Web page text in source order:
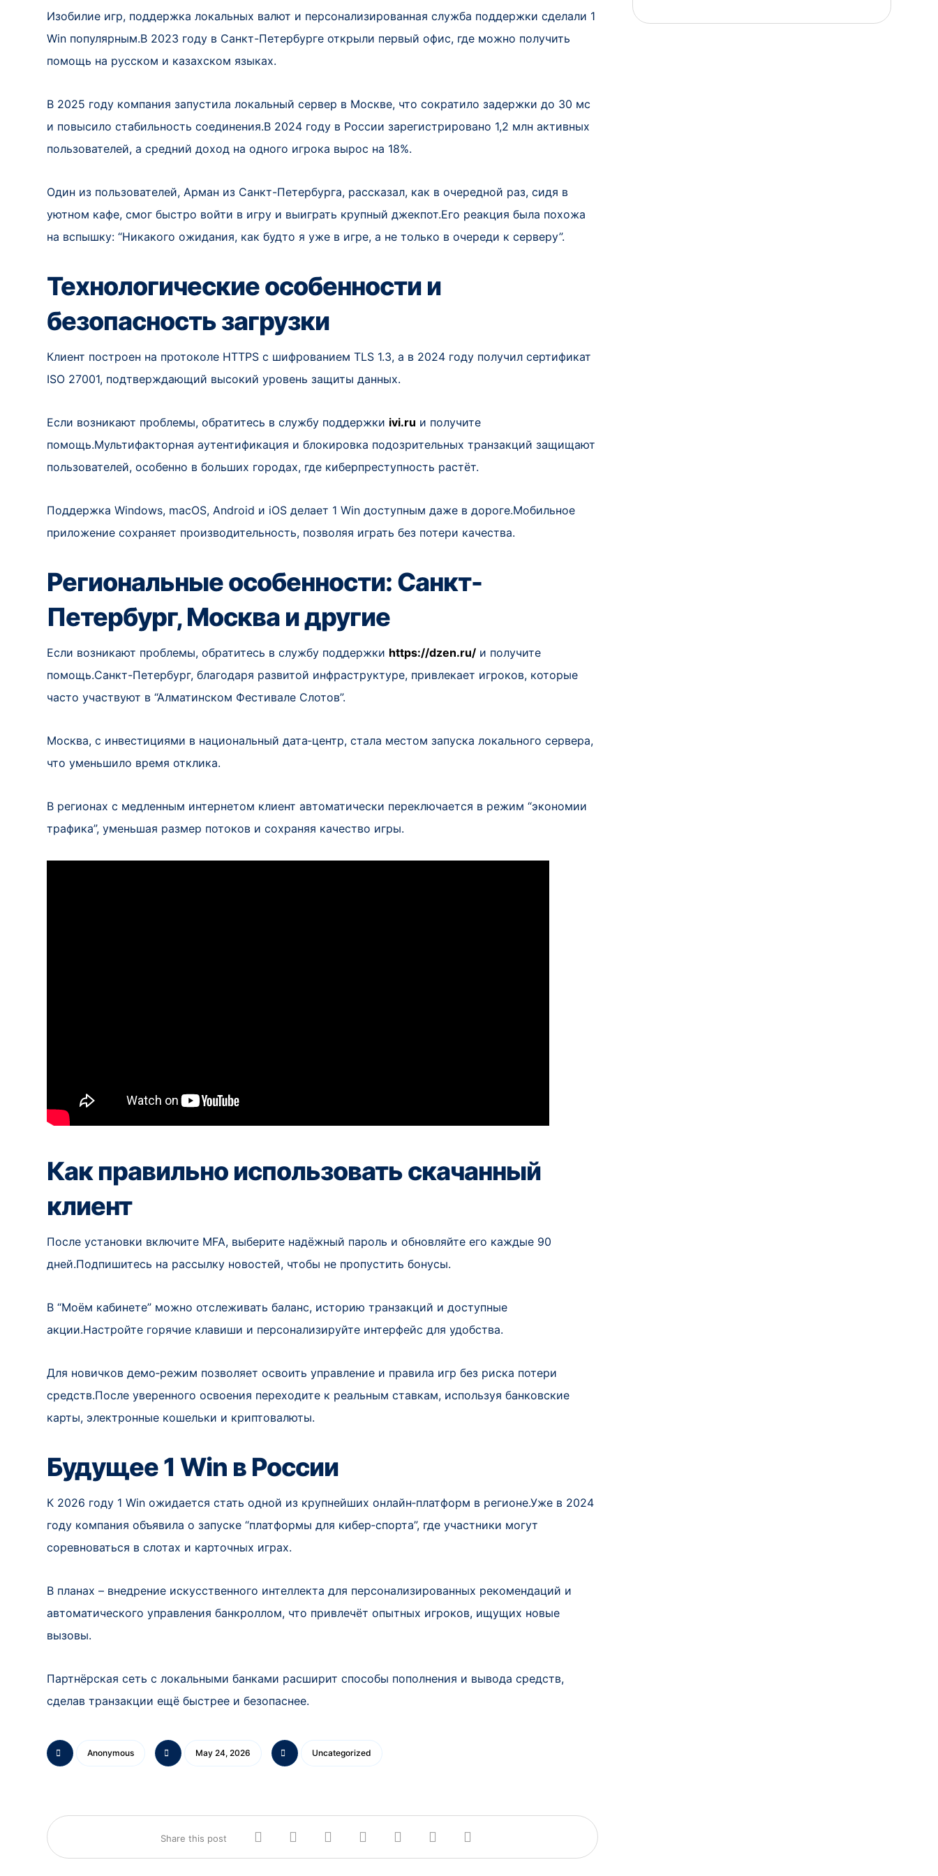
Изобилие игр, поддержка локальных валют и персонализированная служба поддержки сделали 1
Win популярным.В 2023 году в Санкт-Петербурге открыли первый офис, где можно получить
помощь на русском и казахском языках.
В 2025 году компания запустила локальный сервер в Москве, что сократило задержки до 30 мс
и повысило стабильность соединения.В 2024 году в России зарегистрировано 1,2 млн активных
пользователей, а средний доход на одного игрока вырос на 18%.
Один из пользователей, Арман из Санкт-Петербурга, рассказал, как в очередной раз, сидя в
уютном кафе, смог быстро войти в игру и выиграть крупный джекпот.Его реакция была похожа
на вспышку: “Никакого ожидания, как будто я уже в игре, а не только в очереди к серверу”.
Технологические особенности и
безопасность загрузки
Клиент построен на протоколе HTTPS с шифрованием TLS 1.3, а в 2024 году получил сертификат
ISO 27001, подтверждающий высокий уровень защиты данных.
Если возникают проблемы, обратитесь в службу поддержки ivi.ru и получите
помощь.Мультифакторная аутентификация и блокировка подозрительных транзакций защищают
пользователей, особенно в больших городах, где киберпреступность растёт.
Поддержка Windows, macOS, Android и iOS делает 1 Win доступным даже в дороге.Мобильное
приложение сохраняет производительность, позволяя играть без потери качества.
Региональные особенности: Санкт-
Петербург, Москва и другие
Если возникают проблемы, обратитесь в службу поддержки https://dzen.ru/ и получите
помощь.Санкт-Петербург, благодаря развитой инфраструктуре, привлекает игроков, которые
часто участвуют в “Алматинском Фестивале Слотов”.
Москва, с инвестициями в национальный дата‑центр, стала местом запуска локального сервера,
что уменьшило время отклика.
В регионах с медленным интернетом клиент автоматически переключается в режим “экономии
трафика”, уменьшая размер потоков и сохраняя качество игры.
Как правильно использовать скачанный
клиент
После установки включите MFA, выберите надёжный пароль и обновляйте его каждые 90
дней.Подпишитесь на рассылку новостей, чтобы не пропустить бонусы.
В “Моём кабинете” можно отслеживать баланс, историю транзакций и доступные
акции.Настройте горячие клавиши и персонализируйте интерфейс для удобства.
Для новичков демо‑режим позволяет освоить управление и правила игр без риска потери
средств.После уверенного освоения переходите к реальным ставкам, используя банковские
карты, электронные кошельки и криптовалюты.
Будущее 1 Win в России
К 2026 году 1 Win ожидается стать одной из крупнейших онлайн‑платформ в регионе.Уже в 2024
году компания объявила о запуске “платформы для кибер‑спорта”, где участники могут
соревноваться в слотах и карточных играх.
В планах – внедрение искусственного интеллекта для персонализированных рекомендаций и
автоматического управления банкроллом, что привлечёт опытных игроков, ищущих новые
вызовы.
Партнёрская сеть с локальными банками расширит способы пополнения и вывода средств,
сделав транзакции ещё быстрее и безопаснее.
Anonymous May 24, 2026 Uncategorized